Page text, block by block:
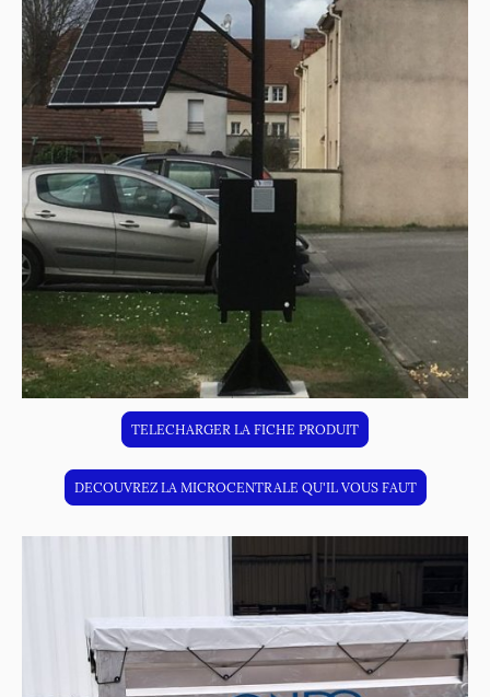
TELECHARGER LA FICHE PRODUIT
DECOUVREZ LA MICROCENTRALE QU'IL VOUS FAUT